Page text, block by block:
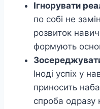
Ігнорувати
по собі не
розвиток
формують
Іноді успіх у
приносить
спроба одразу